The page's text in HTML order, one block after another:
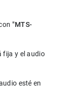
"MTS-
fija y el audio
esté en